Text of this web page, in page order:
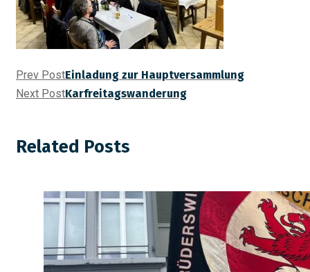
Prev PostEinladung zur Hauptversammlung
Next PostKarfreitagswanderung
Related Posts